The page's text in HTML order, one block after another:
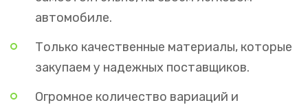
автомобиле.
Только качественные материалы, которые
закупаем у надежных поставщиков.
Огромное количество вариаций и